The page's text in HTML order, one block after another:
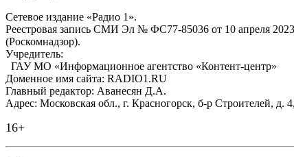
Сетевое издание «Радио 1».
Реестровая запись СМИ Эл № ФС77-85036 от 10 апреля
(Роскомнадзор).
Учредитель:
ГАУ МО «Информационное агентство «Контент-центр»
Доменное имя сайта: RADIO1.RU
Главный редактор: Аванесян Д.А.
Адрес: Московская обл., г. Красногорск, б-р Строителей,
16+